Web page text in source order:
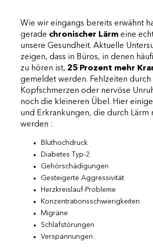
Wie wir eingangs bereits erwähnt
gerade chronischer Lärm eine
unsere Gesundheit. Aktuelle
zeigen, dass in Büros, in denen
zu hören ist, 25 Prozent mehr
gemeldet werden. Fehlzeiten durch
Kopfschmerzen oder nervöse
noch die kleineren Übel. Hier
und Erkrankungen, die durch Lärm
werden :
Bluthochdruck
Diabetes Typ-2
Gehörschädigungen
Gesteigerte Aggressivität
Herzkreislauf-Probleme
Konzentrationsschwierigkeiten
Migräne
Schlafstörungen
Verspannungen